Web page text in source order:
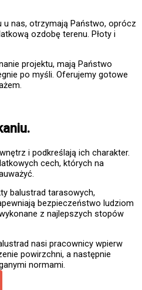
u nas, otrzymają Państwo, oprócz
ozdobę terenu. Płoty i
projektu, mają Państwo
po myśli. Oferujemy gotowe
i podkreślają ich charakter.
cech, których na
balustrad tarasowych,
bezpieczeństwo ludziom
z najlepszych stopów
nasi pracownicy wpierw
powirzchni, a następnie
normami.